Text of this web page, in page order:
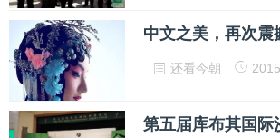
中文之美，再次震
还看今朝